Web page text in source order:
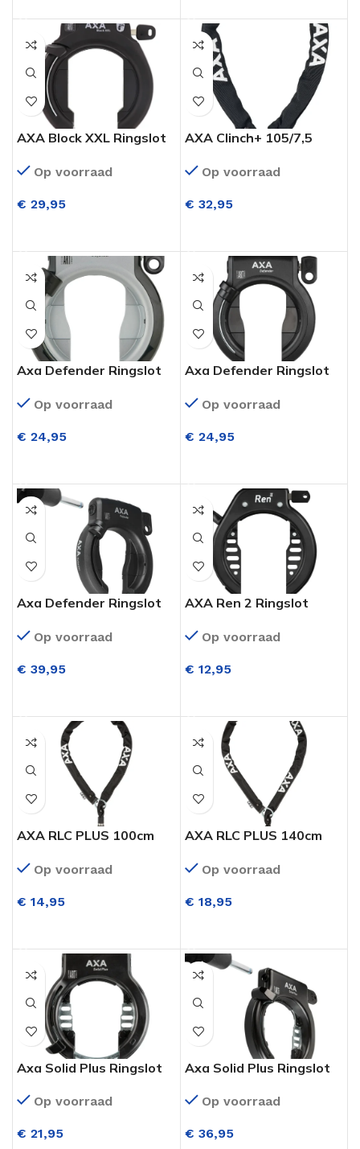
AXA Block XXL Ringslot
Op voorraad
€ 29,95
AXA Clinch+ 105/7,5
Op voorraad
€ 32,95
Axa Defender Ringslot
Op voorraad
€ 24,95
Axa Defender Ringslot
Op voorraad
€ 24,95
Axa Defender Ringslot
Insteekketting 140
Op voorraad
€ 39,95
AXA Ren 2 Ringslot
Op voorraad
€ 12,95
AXA RLC PLUS 100cm
Op voorraad
€ 14,95
AXA RLC PLUS 140cm
Op voorraad
€ 18,95
Axa Solid Plus Ringslot
Op voorraad
€ 21,95
Axa Solid Plus Ringslot
Insteekketting
Op voorraad
€ 36,95